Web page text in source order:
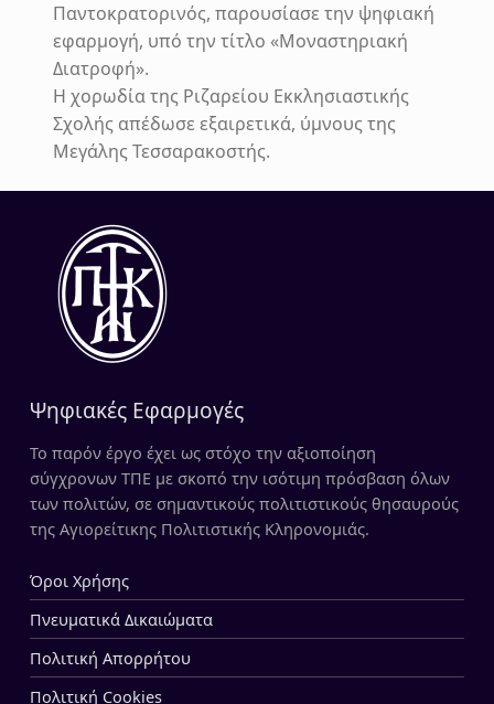
Παντοκρατορινός, παρουσίασε την ψηφιακή
εφαρμογή, υπό την τίτλο «Μοναστηριακή
Διατροφή».
Η χορωδία της Ριζαρείου Εκκλησιαστικής
Σχολής απέδωσε εξαιρετικά, ύμνους της
Μεγάλης Τεσσαρακοστής.
Skip back to main navigation
Ψηφιακές Εφαρμογές
Το παρόν έργο έχει ως στόχο την αξιοποίηση
σύγχρονων ΤΠΕ με σκοπό την ισότιμη πρόσβαση όλων
των πολιτών, σε σημαντικούς πολιτιστικούς θησαυρούς
της Αγιορείτικης Πολιτιστικής Κληρονομιάς.
Όροι Χρήσης
Πνευματικά Δικαιώματα
Πολιτική Απορρήτου
Πολιτική Cookies